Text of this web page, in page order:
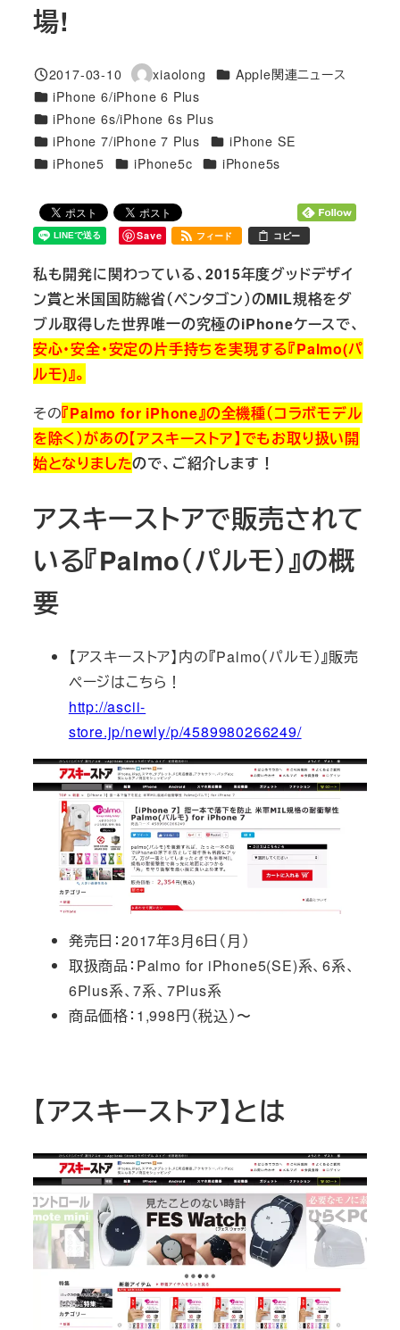
場!
投稿日
2017-03-10
著
者
xiaolong カテゴリー
Apple関連ニュース
カテゴリー
iPhone 6/iPhone 6 Plus
カテゴリー
iPhone 6s/iPhone 6s Plus
カテゴリー
iPhone 7/iPhone 7 Plus カテゴリー
iPhone SE
カテゴリー
iPhone5 カテゴリー
iPhone5c カテゴリー
iPhone5s
Save フィード コピー
私も開発に関わっている、2015年度グッドデザイ
ン賞と米国国防総省（ペンタゴン）のMIL規格をダ
ブル取得した世界唯一の究極のiPhoneケースで、
安心・安全・安定の片手持ちを実現する『Palmo(パ
ルモ)』。
その『Palmo for iPhone』の全機種（コラボモデル
を除く）があの【アスキーストア】でもお取り扱い開
始となりましたので、ご紹介します！
アスキーストアで販売されて
いる『Palmo（パルモ）』の概
要
【アスキーストア】内の『Palmo（パルモ）』販売
ページはこちら！
http://ascii-
store.jp/newly/p/4589980266249/
発売日：2017年3月6日（月）
取扱商品：Palmo for iPhone5(SE)系、6系、
6Plus系、7系、7Plus系
商品価格：1,998円（税込）〜
【アスキーストア】とは